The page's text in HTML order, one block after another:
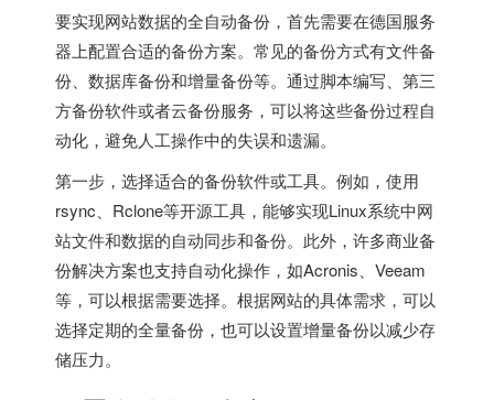
要实现网站数据的全自动备份，首先需要在德国服务
器上配置合适的备份方案。常见的备份方式有文件备
份、数据库备份和增量备份等。通过脚本编写、第三
方备份软件或者云备份服务，可以将这些备份过程自
动化，避免人工操作中的失误和遗漏。
第一步，选择适合的备份软件或工具。例如，使用
rsync、Rclone等开源工具，能够实现Linux系统中网
站文件和数据的自动同步和备份。此外，许多商业备
份解决方案也支持自动化操作，如Acronis、Veeam
等，可以根据需要选择。根据网站的具体需求，可以
选择定期的全量备份，也可以设置增量备份以减少存
储压力。